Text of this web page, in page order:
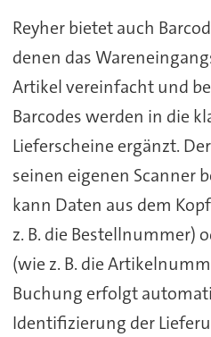
Reyher bietet auch
denen das
Artikel vereinfacht und
Barcodes werden in die
Lieferscheine ergänzt.
seinen eigenen Scanner
kann Daten aus dem
z. B. die Bestellnummer)
(wie z. B. die
Buchung erfolgt
Identifizierung der